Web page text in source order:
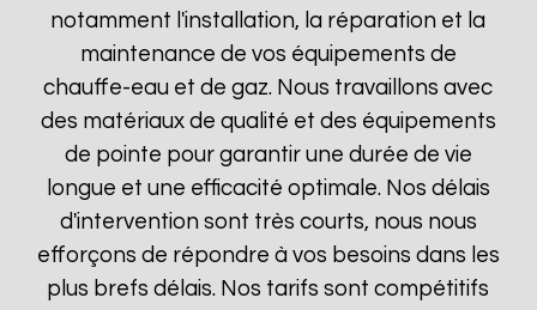
notamment l'installation, la réparation et la
maintenance de vos équipements de
chauffe-eau et de gaz. Nous travaillons avec
des matériaux de qualité et des équipements
de pointe pour garantir une durée de vie
longue et une efficacité optimale. Nos délais
d'intervention sont très courts, nous nous
efforçons de répondre à vos besoins dans les
plus brefs délais. Nos tarifs sont compétitifs